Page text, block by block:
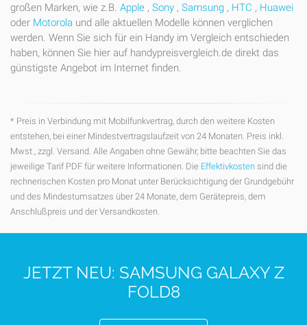
großen Marken, wie z.B. Apple , Sony , Samsung , HTC , Huawei
oder Motorola und alle aktuellen Modelle können verglichen
werden. Wenn Sie sich für ein Handy im Vergleich entschieden
haben, können Sie hier auf handypreisvergleich.de direkt das
günstigste Angebot im Internet finden.
* Preis in Verbindung mit Mobilfunkvertrag, durch den weitere Kosten
entstehen, bei einer Mindestvertragslaufzeit von 24 Monaten. Preis inkl.
Mwst., zzgl. Versand. Alle Angaben ohne Gewähr, bitte beachten Sie das
jeweilige Tarif PDF für weitere Informationen. Die Effektivkosten sind die
rechnerischen Kosten pro Monat unter Berücksichtigung der Grundgebühr
und des Mindestumsatzes über 24 Monate, dem Gerätepreis, dem
Anschlußpreis und der Versandkosten.
JETZT NEU: SAMSUNG GALAXY Z
FOLD8